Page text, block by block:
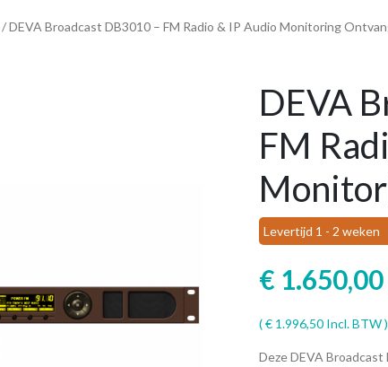
/ DEVA Broadcast DB3010 – FM Radio & IP Audio Monitoring
DEVA
FM
Levertijd 1 - 2 weken
€ 1.650,00
(€ 1.996,50 Incl. BTW )
Deze DEVA